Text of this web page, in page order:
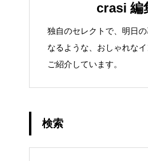
crasi 編
独自のセレクトで、明日
なるような、おしゃれな
ご紹介しています。
検索